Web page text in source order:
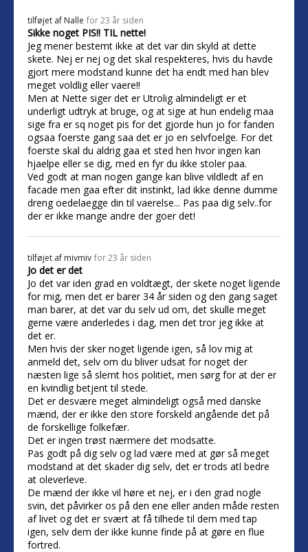
tilføjet af Nalle for 23 år siden
Sikke noget PIS!! TIL nette!
Jeg mener bestemt ikke at det var din skyld at dette
skete. Nej er nej og det skal respekteres, hvis du havde
gjort mere modstand kunne det ha endt med han blev
meget voldlig eller vaere!!
Men at Nette siger det er Utrolig almindeligt er et
underligt udtryk at bruge, og at sige at hun endelig maa
sige fra er sq noget pis for det gjorde hun jo for fanden
ogsaa foerste gang saa det er jo en selvfoelge. For det
foerste skal du aldrig gaa et sted hen hvor ingen kan
hjaelpe eller se dig, med en fyr du ikke stoler paa.
Ved godt at man nogen gange kan blive vildledt af en
facade men gaa efter dit instinkt, lad ikke denne dumme
dreng oedelaegge din til vaerelse... Pas paa dig selv..for
der er ikke mange andre der goer det!
tilføjet af mivmiv for 23 år siden
Jo det er det
Jo det var iden grad en voldtægt, der skete noget ligende
for mig, men det er barer 34 år siden og den gang saget
man barer, at det var du selv ud om, det skulle meget
gerne være anderledes i dag, men det tror jeg ikke at
det er.
Men hvis der sker noget ligende igen, så lov mig at
anmeld det, selv om du bliver udsat for noget der
næsten lige så slemt hos politiet, men sørg for at der er
en kvindlig betjent til stede.
Det er desvære meget almindeligt også med danske
mænd, der er ikke den store forskeld angående det på
de forskellige folkefær.
Det er ingen trøst nærmere det modsatte.
Pas godt på dig selv og lad være med at gør så meget
modstand at det skader dig selv, det er trods atl bedre
at oleverleve.
De mænd der ikke vil høre et nej, er i den grad nogle
svin, det påvirker os på den ene eller anden måde resten
af livet og det er svært at få tilhede til dem med tap
igen, selv dem der ikke kunne finde på at gøre en flue
fortred.